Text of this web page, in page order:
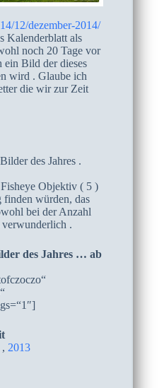
12/dezember-2014/
Kalenderblatt als
noch 20 Tage vor
ein Bild der dieses
wird . Glaube ich
die wir zur Zeit
des Jahres .
Objektiv ( 5 )
würden, das
bei der Anzahl
.
des Jahres … ab
, 2013